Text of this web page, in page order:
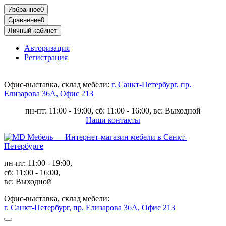
Избранное0
Сравнение0
Личный кабинет
Авторизация
Регистрация
Офис-выставка, склад мебели: г. Санкт-Петербург, пр.
Елизарова 36А, Офис 213
пн-пт: 11:00 - 19:00, сб: 11:00 - 16:00, вс: Выходной
Наши контакты
пн-пт: 11:00 - 19:00,
сб: 11:00 - 16:00,
вс: Выходной
Офис-выставка, склад мебели:
г. Санкт-Петербург, пр. Елизарова 36А, Офис 213